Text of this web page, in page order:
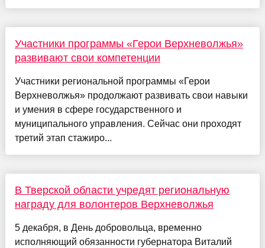
Участники программы «Герои Верхневолжья»
развивают свои компетенции
Участники региональной программы «Герои
Верхневолжья» продолжают развивать свои навыки
и умения в сфере государственного и
муниципального управления. Сейчас они проходят
третий этап стажиро...
В Тверской области учредят региональную
награду для волонтеров Верхневолжья
5 декабря, в День добровольца, временно
исполняющий обязанности губернатора Виталий